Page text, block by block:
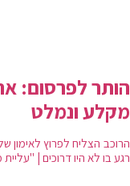
הותר לפרסום:
מקלע ונמלט
הרוכב הצליח לפרוץ לאימון
רגע בו לא היו דרוכים |